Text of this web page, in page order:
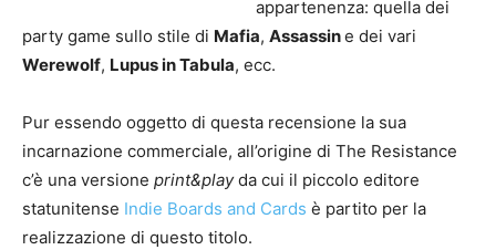
appartenenza: quella dei
party game sullo stile di Mafia, Assassine dei vari
Werewolf, Lupus in Tabula, ecc.
Pur essendo oggetto di questa recensione la sua
incarnazione commerciale, all’origine di The Resistance
c’è una versione print&playda cui il piccolo editore
statunitense Indie Boards and Cards è partito per la
realizzazione di questo titolo.